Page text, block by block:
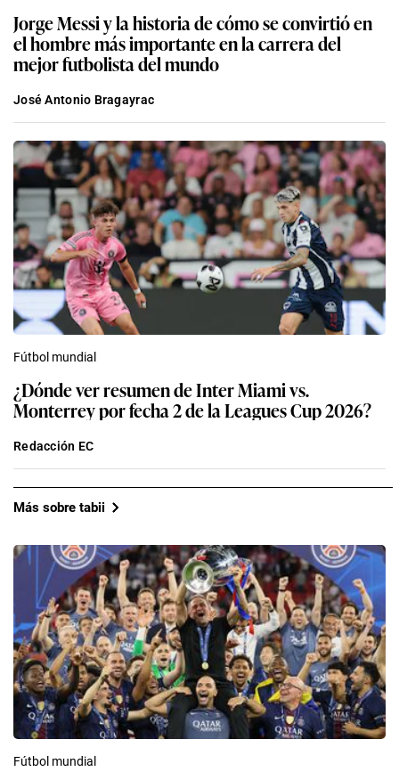
Jorge Messi y la historia de cómo se convirtió en
el hombre más importante en la carrera del
mejor futbolista del mundo
José Antonio Bragayrac
Fútbol mundial
¿Dónde ver resumen de Inter Miami vs.
Monterrey por fecha 2 de la Leagues Cup 2026?
Redacción EC
Más sobre tabii
Fútbol mundial